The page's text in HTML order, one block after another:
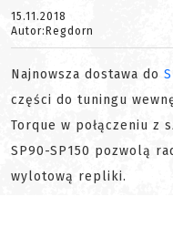
15.11.2018
Autor:Regdorn
Najnowsza dostawa do
części do tuningu
Torque w połączeniu z
SP90-SP150 pozwolą
wylotową repliki.